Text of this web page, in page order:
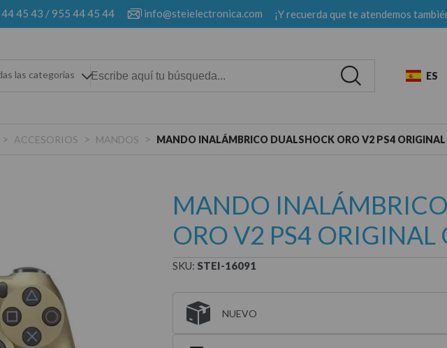
45 43 /955 44 45 44 info@steielectronica.com ¡Y recuerda que te atendemos
las categorias ES
> ACCESORIOS > MANDOS > MANDO INALÁMBRICO DUALSHOCK ORO V2 PS4
MANDO
ORO V2 PS4 ORIGINAL
SKU: STEI-16091
NUEVO